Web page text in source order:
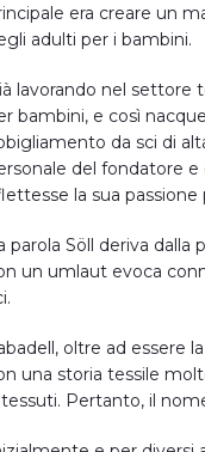
era creare un
adulti per i bambini.
lavorando nel settore
bambini, e così
da sci di
del fondatore e
la sua passione
parola Söll deriva
un umlaut evoca
oltre ad essere
una storia tessile
Pertanto, il